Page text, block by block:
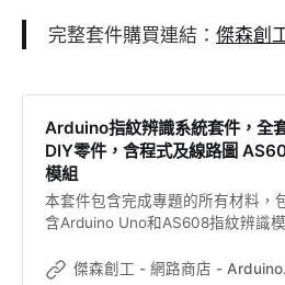
完整套件購買連結： 傑森創
Arduino指紋辨識系統套件，全
DIY零件，含程式及線路圖
模組
本套件包含完成專題的所有材料，
含Arduino Uno和AS608指紋辨識模
進行指紋驗証。 範例程式也分成兩傑森創工